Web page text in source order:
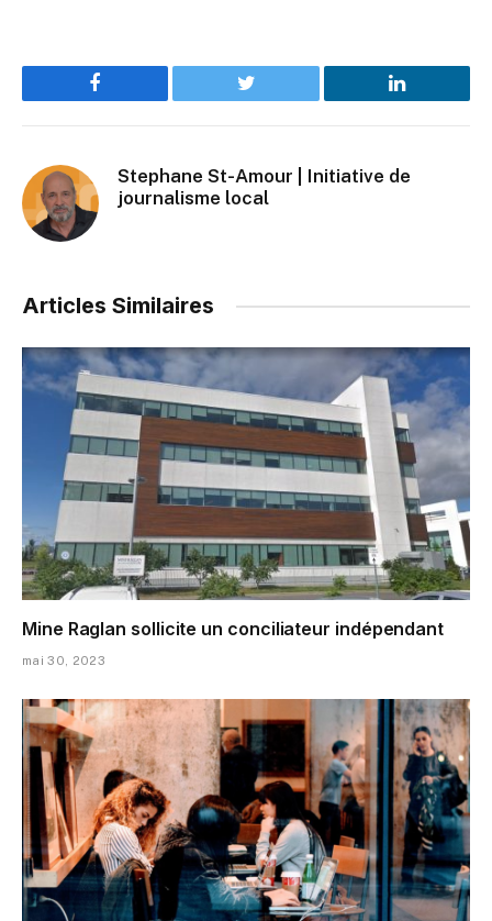
Facebook Twitter LinkedIn
Stephane St-Amour | Initiative de
journalisme local
Articles Similaires
Mine Raglan sollicite un conciliateur indépendant
mai 30, 2023